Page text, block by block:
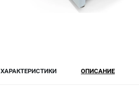
ХАРАКТЕРИСТИКИ ОПИСАНИЕ